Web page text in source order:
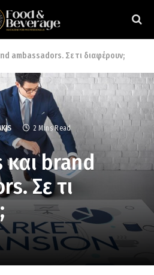
ambassadors. Σε τι διαφέρουν;
2 Mins Read
brand
Σε τι